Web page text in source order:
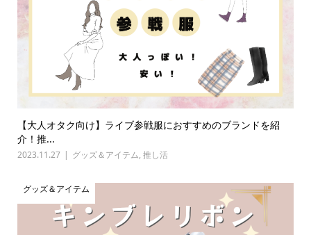
【大人オタク向け】ライブ参戦服におすすめのブランドを紹
介！推...
2023.11.27 グッズ＆アイテム, 推し活
グッズ＆アイテム